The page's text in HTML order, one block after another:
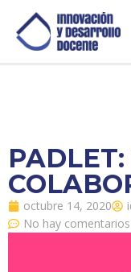
octubre 14, 2020
No hay comentarios